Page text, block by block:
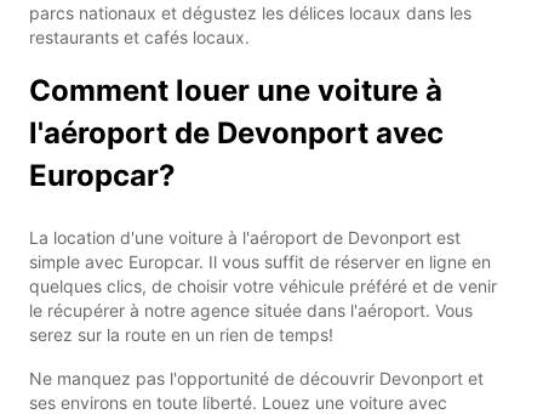
parcs nationaux et dégustez les délices locaux dans les
restaurants et cafés locaux.
Comment louer une voiture à
l'aéroport de Devonport avec
Europcar?
La location d'une voiture à l'aéroport de Devonport est
simple avec Europcar. Il vous suffit de réserver en ligne en
quelques clics, de choisir votre véhicule préféré et de venir
le récupérer à notre agence située dans l'aéroport. Vous
serez sur la route en un rien de temps!
Ne manquez pas l'opportunité de découvrir Devonport et
ses environs en toute liberté. Louez une voiture avec